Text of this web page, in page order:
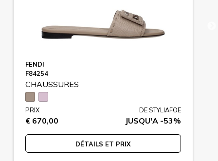
FENDI
F84254
CHAUSSURES
PRIX
€ 670,00
DE STYLIAFOE
JUSQU'A -53%
DÉTAILS ET PRIX